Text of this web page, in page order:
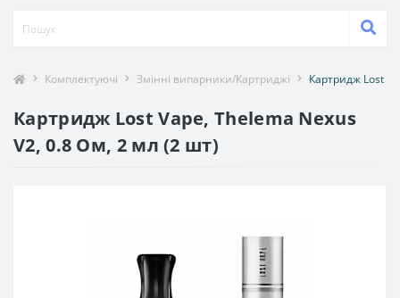
Комплектуючі Змінні випарники/Картриджі Картридж Lost
Картридж Lost Vape, Thelema Nexus
V2, 0.8 Ом, 2 мл (2 шт)